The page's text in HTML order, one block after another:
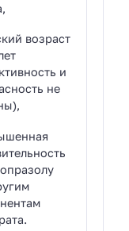
возраст
и
не